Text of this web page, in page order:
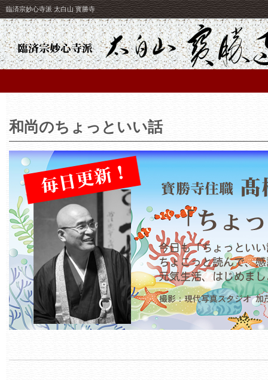
臨済宗妙心寺派 太白山 寳勝寺
和尚のちょっといい話